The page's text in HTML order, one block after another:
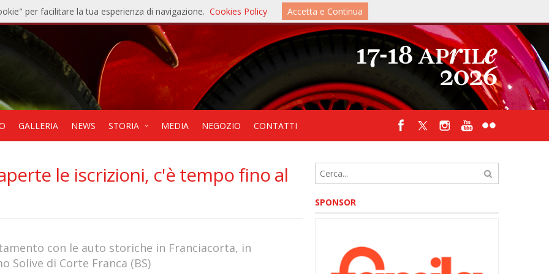
GALLERIA NEWS STORIA MEDIA NEGOZIO CONTATTI
le iscrizioni, c'è tempo fino al
con le auto storiche in Franciacorta, in
Solive di Corte Franca (BS)
SPONSOR
per facilitare la tua esperienza di navigazione. Cookies Policy Accetta e Continua